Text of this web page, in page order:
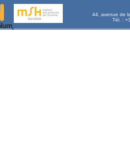
44, avenue de
Tél. :